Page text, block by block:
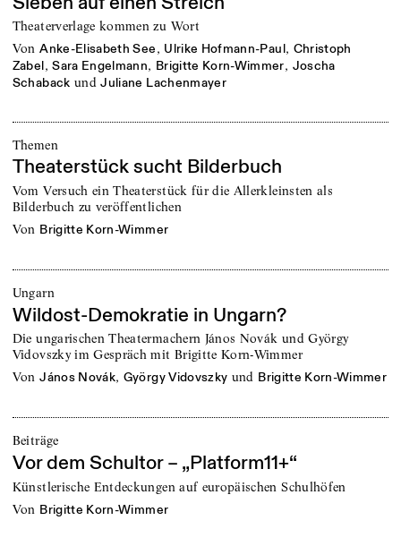
Theaterverlage kommen zu Wort
von Anke-Elisabeth See, Ulrike Hofmann-Paul, Christoph
Zabel,Sara Engelmann, Brigitte Korn-Wimmer, Joscha
Schaback und Juliane Lachenmayer
Themen
Theaterstück sucht Bilderbuch
Vom Versuch ein Theaterstück für die Allerkleinsten als
Bilderbuch zu veröffentlichen
von Brigitte Korn-Wimmer
Ungarn
Wildost-Demokratie in Ungarn?
Die ungarischen Theatermachern János Novák und György
Vidovszky im Gespräch mit Brigitte Korn-Wimmer
von János Novák, György Vidovszky und Brigitte Korn-Wimmer
Beiträge
Vor dem Schultor – „Platform11+“
Künstlerische Entdeckungen auf europäischen Schulhöfen
von Brigitte Korn-Wimmer